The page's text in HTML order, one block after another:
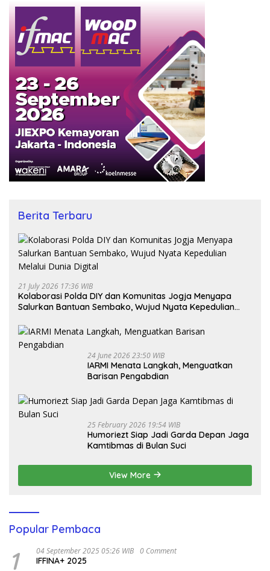
Berita Terbaru
21 July 2026 17:36 WIB
Kolaborasi Polda DIY dan Komunitas Jogja Menyapa
Salurkan Bantuan Sembako, Wujud Nyata Kepedulian
24 June 2026 23:50 WIB
IARMI Menata Langkah, Menguatkan
Barisan Pengabdian
25 February 2026 19:54 WIB
Humoriezt Siap Jadi Garda Depan Jaga
Kamtibmas di Bulan Suci
View More
Popular Pembaca
1 04 September 2025 05:26 WIB 0 Comment
IFFINA+ 2025